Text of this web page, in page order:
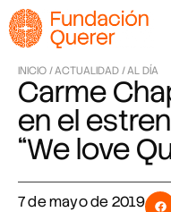
INICIO /ACTUALIDAD /AL DÍA
Carme
en el
“We love
7 de mayo de 2019